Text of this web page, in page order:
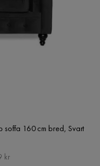
soffa 160 cm bred, Svart
kr